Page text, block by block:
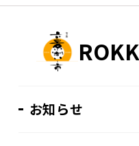
お知らせ